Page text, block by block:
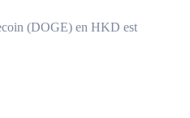
(DOGE) en HKD est